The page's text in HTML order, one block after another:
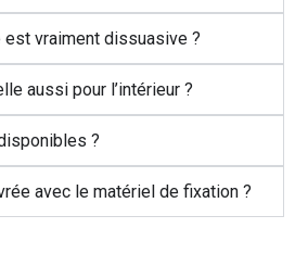
est vraiment dissuasive ?
aussi pour l’intérieur ?
?
avec le matériel de fixation ?